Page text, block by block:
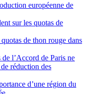
européenne de
sur les quotas de
de thon rouge dans
de l’Accord de Paris ne
réduction des
d’une région du